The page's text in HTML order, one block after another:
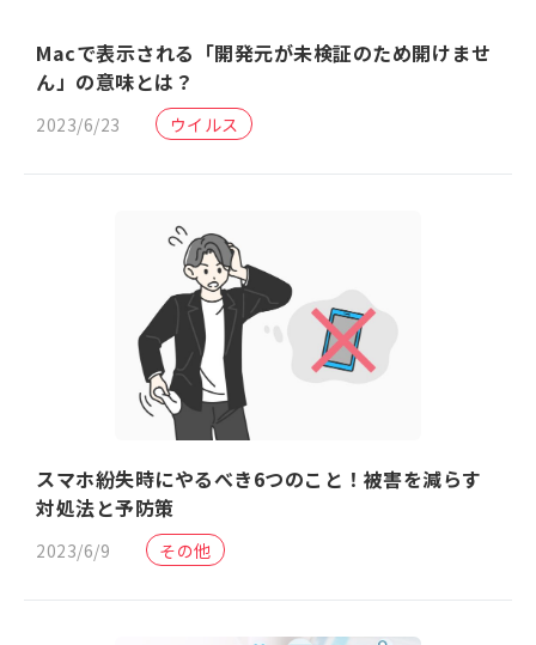
Macで表示される「開発元が未検証のため開けませ
ん」の意味とは？
2023/6/23 ウイルス
スマホ紛失時にやるべき6つのこと！被害を減らす
対処法と予防策
2023/6/9 その他